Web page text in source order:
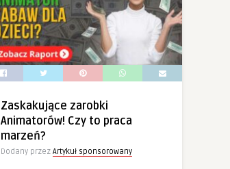
Zaskakujące zarobki
Animatorów! Czy to praca
marzeń?
Dodany przez Artykuł sponsorowany